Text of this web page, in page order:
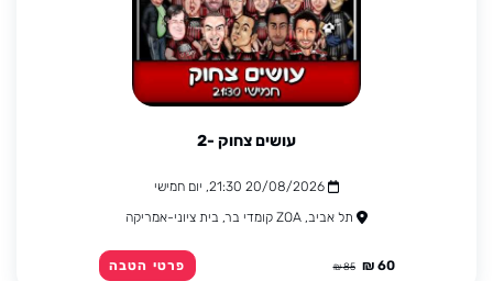
עושים צחוק -2
20/08/2026 21:30, יום חמישי
תל אביב, ZOA קומדי בר, בית ציוני-אמריקה
60 ₪
85 ₪ פרטי הטבה